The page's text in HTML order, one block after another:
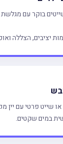
בוקר עם מגלשת
יציבים, הצללה
שייט פרטי עם יין
במים שקטים.